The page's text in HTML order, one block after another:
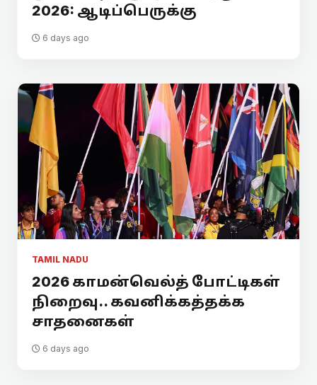
2026: ஆடிப்பெருக்கு
6 days ago
TAMIL NADU
2026 காமன்வெல்த் போட்டிகள்
நிறைவு.. கவனிக்கத்தக்க
சாதனைகள்
6 days ago